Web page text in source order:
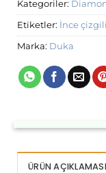
Kategoriler:
Etiketler: İnce çizgili
Marka: Duka
ÜRÜN AÇIKLAMASI